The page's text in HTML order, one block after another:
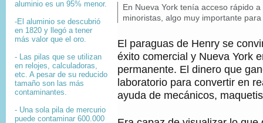
aluminio es un 95% menor.
-El aluminio se descubrió
en 1820 y llegó a tener
más valor que el oro.
- Las pilas que se utilizan
en relojes, calculadoras,
etc. A pesar de su reducido
tamaño son las más
contaminantes.
- Una sola pila de mercurio
puede contaminar 600.000
E
N
D
E
L
A
I
M
A
P
i
d
e
f
o
t
o
,
En Nueva York tenía acceso rápido
minoristas, algo muy importante
El paraguas de Henry se
éxito comercial y Nueva York
permanente. El dinero que
laboratorio para convertir en
ayuda de mecánicos,